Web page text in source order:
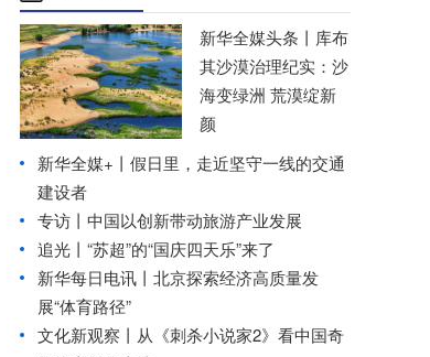
新华全媒头条丨
库布
其沙漠治理纪实：沙
海变绿洲 荒漠绽新
颜
新华全媒+丨 假日里，走近坚守一线的交通
建设者
专访丨中国以创新带动旅游产业发展
追光丨“苏超”的“国庆四天乐”来了
新华每日电讯丨 北京探索经济高质量发
展“体育路径”
文化新观察丨
从《刺杀小说家2》看中国奇